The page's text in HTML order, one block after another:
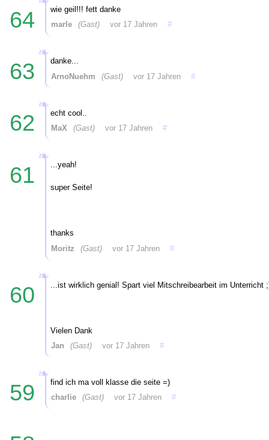
64
wie geil!!! fett danke
marle
(Gast) vor 17 Jahren #
63
danke...
ArnoNuehm
(Gast) vor 17 Jahren #
62
echt cool..
MaX
(Gast) vor 17 Jahren #
61 ...yeah!
super Seite!
thanks
Moritz
(Gast) vor 17 Jahren #
60 ...ist wirklich genial! Spart viel Mitschreibearbeit im Unterricht
Vielen Dank
Jan
(Gast) vor 17 Jahren #
59
find ich ma voll klasse die seite =)
charlie
(Gast) vor 17 Jahren #